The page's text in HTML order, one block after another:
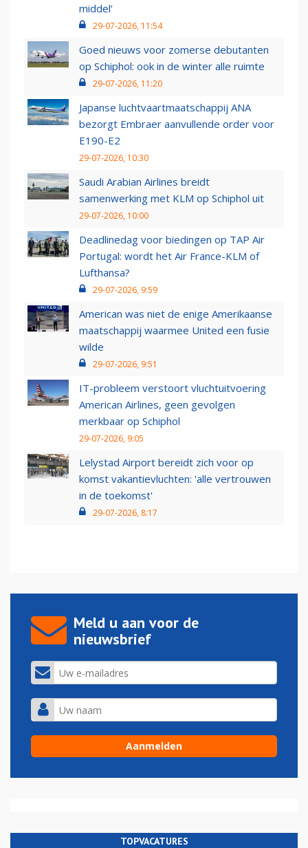
middel’
29-07-2026, 11:54
Goed nieuws voor zomerse debutanten
op Schiphol: ook in de winter alle ruimte
29-07-2026, 11:20
Japanse luchtvaartmaatschappij ANA
bezorgt Embraer aanvullende order voor
E190-E2
29-07-2026, 10:30
Saudi Arabian Airlines breidt
samenwerking met KLM op Schiphol uit
29-07-2026, 10:00
Deadlinedag voor biedingen op TAP Air
Portugal: wordt het Air France-KLM of
Lufthansa?
29-07-2026, 9:59
American was niet de enige Amerikaanse
maatschappij waarmee United een fusie
wilde
29-07-2026, 9:51
IT-probleem verstoort vluchtuitvoering
American Airlines, geen gevolgen
merkbaar op Schiphol
29-07-2026, 9:05
Lelystad Airport bereidt zich voor op
komst vakantievluchten: 'alle vertrouwen
in de toekomst'
29-07-2026, 8:17
Meld u aan voor de
nieuwsbrief
TOPVACATURES